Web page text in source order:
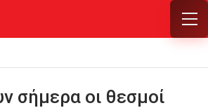
σήμερα οι θεσμοί